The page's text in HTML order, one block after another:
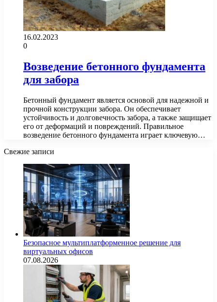
16.02.2023
0
Возведение бетонного фундамента
для забора
Бетонный фундамент является основой для надежной и
прочной конструкции забора. Он обеспечивает
устойчивость и долговечность забора, а также защищает
его от деформаций и повреждений. Правильное
возведение бетонного фундамента играет ключевую…
Свежие записи
Безопасное мультиплатформенное решение для
виртуальных офисов
07.08.2026